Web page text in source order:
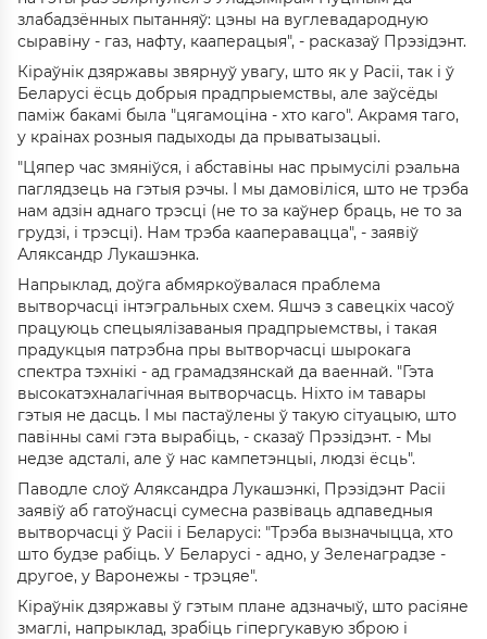
злабадзённых пытанняў: цэны на вуглевадародную
сыравіну - газ, нафту, кааперацыя", - расказаў Прэзідэнт.
Кіраўнік дзяржавы звярнуў увагу, што як у Расіі, так і ў
Беларусі ёсць добрыя прадпрыемствы, але заўсёды
паміж бакамі была "цягамоціна - хто каго". Акрамя таго,
у краінах розныя падыходы да прыватызацыі.
"Цяпер час змяніўся, і абставіны нас прымусілі рэальна
паглядзець на гэтыя рэчы. І мы дамовіліся, што не трэба
нам адзін аднаго трэсці (не то за каўнер браць, не то за
грудзі, і трэсці). Нам трэба кааперавацца", - заявіў
Аляксандр Лукашэнка.
Напрыклад, доўга абмяркоўвалася праблема
вытворчасці інтэгральных схем. Яшчэ з савецкіх часоў
працуюць спецыялізаваныя прадпрыемствы, і такая
прадукцыя патрэбна пры вытворчасці шырокага
спектра тэхнікі - ад грамадзянскай да ваеннай. "Гэта
высокатэхналагічная вытворчасць. Ніхто ім тавары
гэтыя не дасць. І мы пастаўлены ў такую сітуацыю, што
павінны самі гэта вырабіць, - сказаў Прэзідэнт. - Мы
недзе адсталі, але ў нас кампетэнцыі, людзі ёсць".
Паводле слоў Аляксандра Лукашэнкі, Прэзідэнт Расіі
заявіў аб гатоўнасці сумесна развіваць адпаведныя
вытворчасці ў Расіі і Беларусі: "Трэба вызначыцца, хто
што будзе рабіць. У Беларусі - адно, у Зеленаградзе -
другое, у Варонежы - трэцяе".
Кіраўнік дзяржавы ў гэтым плане адзначыў, што расіяне
змаглі, напрыклад, зрабіць гіпергукавую зброю і